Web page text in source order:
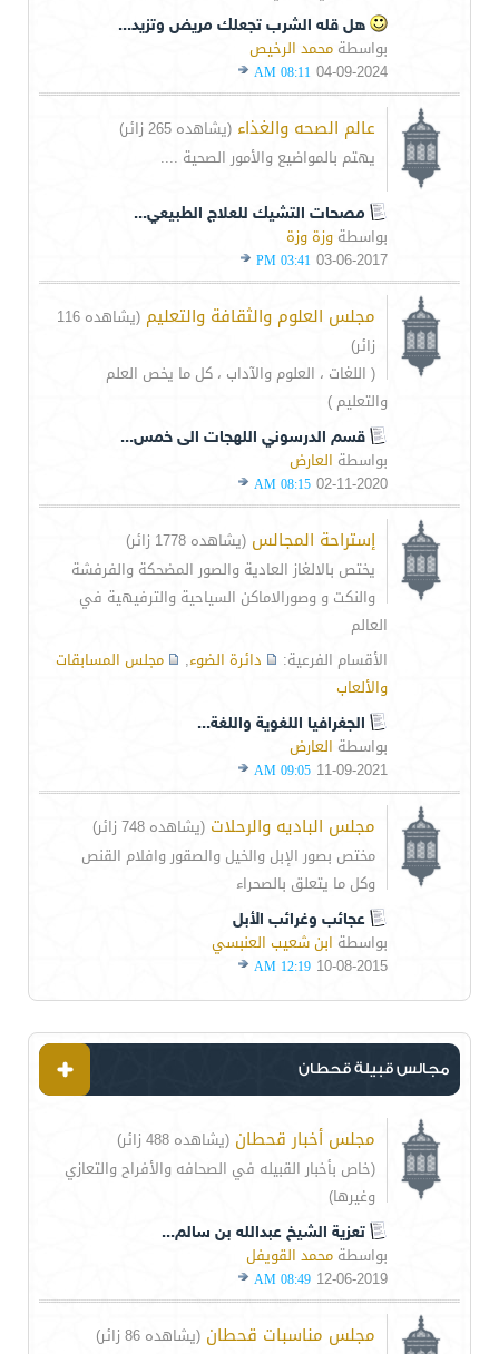
هل قله الشرب تجعلك مريض وتزيد...
بواسطة محمد الرخيص
04-09-2024
08:11 AM
عالم الصحه والغذاء (يشاهده 265 زائر)
يهتم بالمواضيع والأمور الصحية ....
مصحات التشيك للعلاج الطبيعي...
بواسطة وزة وزة
03-06-2017
03:41 PM
مجلس العلوم والثقافة والتعليم
(يشاهده 116
زائر)
( اللغات ، العلوم والآداب ، كل ما يخص العلم
والتعليم )
قسم الدرسوني اللهجات الى خمس...
بواسطة العارض
02-11-2020
08:15 AM
إستراحة المجالس (يشاهده 1778 زائر)
يختص بالالغاز العادية والصور المضحكة والفرفشة
والنكت و وصورالاماكن السياحية والترفيهية في
العالم
الأقسام الفرعية:
دائرة الضوء,
مجلس المسابقات
والألعاب
الجغرافيا اللغوية واللغة...
بواسطة العارض
11-09-2021
09:05 AM
مجلس الباديه والرحلات (يشاهده 748 زائر)
مختص بصور الإبل والخيل والصقور وافلام القنص
وكل ما يتعلق بالصحراء
عجائب وغرائب الأبل
بواسطة ابن شعيب العنبسي
10-08-2015
12:19 AM
مجالس قبيلة قحطان
مجلس أخبار قحطان (يشاهده 488 زائر)
(خاص بأخبار القبيله في الصحافه والأفراح والتعازي
وغيرها)
تعزية الشيخ عبدالله بن سالم...
بواسطة محمد القويفل
12-06-2019
08:49 AM
مجلس مناسبات قحطان (يشاهده 86 زائر)